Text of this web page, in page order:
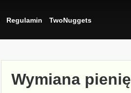
Regulamin TwoNuggets
Wymiana